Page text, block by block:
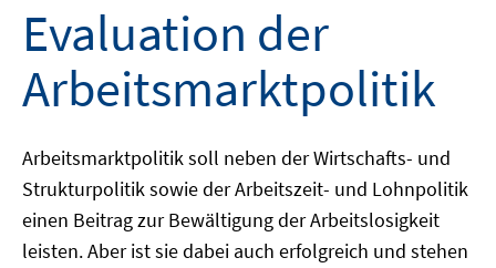
Evaluation der
Arbeitsmarktpolitik
Arbeitsmarktpolitik soll neben der Wirtschafts- und
Strukturpolitik sowie der Arbeitszeit- und Lohnpolitik
einen Beitrag zur Bewältigung der Arbeitslosigkeit
leisten. Aber ist sie dabei auch erfolgreich und stehen